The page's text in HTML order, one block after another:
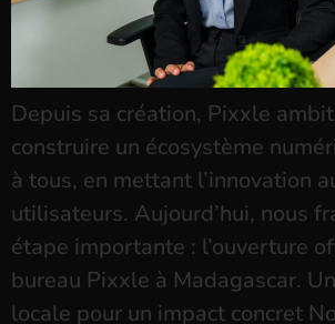
Depuis sa création, Pixxle
construire un écosystème
à tous, en mettant l’innovation
utilisateurs. Aujourd’hui, nous
étape importante : l’ouverture
bureau Pixxle à Madagascar.
locale pour un impact concret